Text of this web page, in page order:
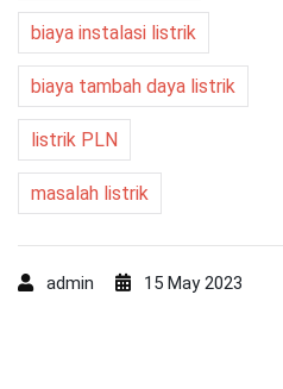
biaya instalasi listrik
biaya tambah daya listrik
listrik PLN
masalah listrik
admin 15 May 2023